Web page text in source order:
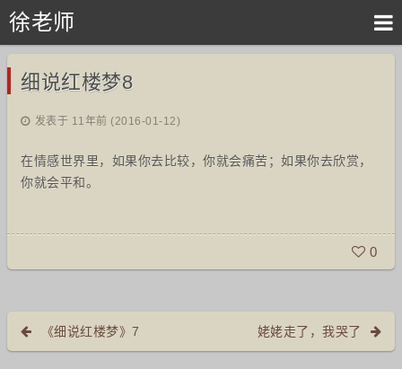
徐老师
细说红楼梦8
发表于 11年前 (2016-01-12)
在情感世界里，如果你去比较，你就会痛苦；如果你去欣赏，
你就会平和。
0
《细说红楼梦》7 姥姥走了，我哭了